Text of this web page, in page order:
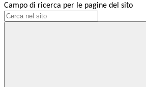
Campo di ricerca per le pagine del sito